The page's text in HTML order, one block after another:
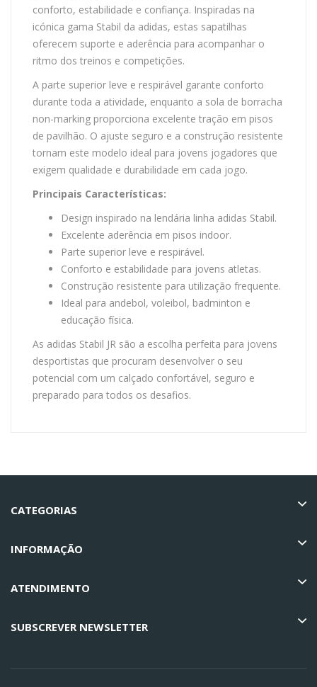
conforto, estabilidade e confiança. Inspiradas na
icónica gama Stabil da adidas, estas sapatilhas
oferecem suporte e aderência para acompanhar o
ritmo dos treinos e competições.
A parte superior leve e respirável garante conforto
durante toda a atividade, enquanto a sola de borracha
non-marking proporciona excelente tração em pisos
de pavilhão. O ajuste seguro e a construção resistente
tornam este modelo ideal para jovens jogadores que
exigem qualidade e durabilidade em cada jogo.
Principais Características:
Design inspirado na lendária linha adidas Stabil.
Excelente aderência em pisos indoor.
Parte superior leve e respirável.
Conforto e estabilidade para jovens atletas.
Construção resistente para utilização frequente.
Ideal para andebol, voleibol, badminton e
educação física.
As adidas Stabil JR são a escolha perfeita para jovens
desportistas que procuram desenvolver o seu
potencial com um calçado confortável, seguro e
preparado para todos os desafios.
CATEGORIAS
INFORMAÇÃO
ATENDIMENTO
SUBSCREVER NEWSLETTER